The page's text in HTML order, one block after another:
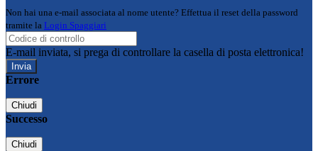
Non hai una e-mail associata al nome utente? Effettua il reset della password
tramite la Login Spaggiari
E-mail inviata, si prega di controllare la casella di posta elettronica!
Errore
Chiudi
Successo
Chiudi